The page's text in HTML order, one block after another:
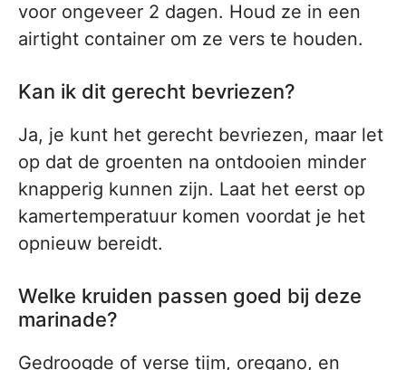
voor ongeveer 2 dagen. Houd ze in een
airtight container om ze vers te houden.
Kan ik dit gerecht bevriezen?
Ja, je kunt het gerecht bevriezen, maar let
op dat de groenten na ontdooien minder
knapperig kunnen zijn. Laat het eerst op
kamertemperatuur komen voordat je het
opnieuw bereidt.
Welke kruiden passen goed bij deze
marinade?
Gedroogde of verse tijm, oregano, en